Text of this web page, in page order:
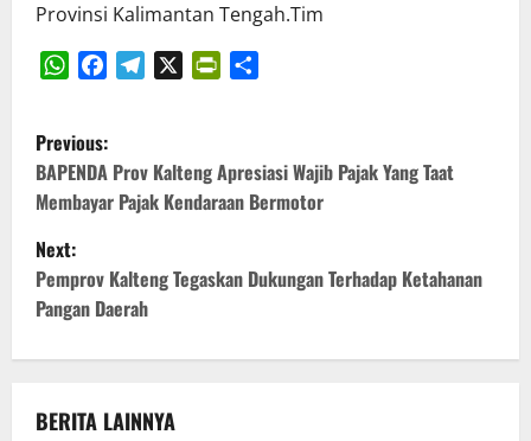
Provinsi Kalimantan Tengah.Tim
P
o
s
t
n
Previous:
BAPENDA Prov Kalteng Apresiasi Wajib Pajak Yang Taat
Membayar Pajak Kendaraan Bermotor
Next:
Pemprov Kalteng Tegaskan Dukungan Terhadap Ketahanan
Pangan Daerah
BERITA LAINNYA